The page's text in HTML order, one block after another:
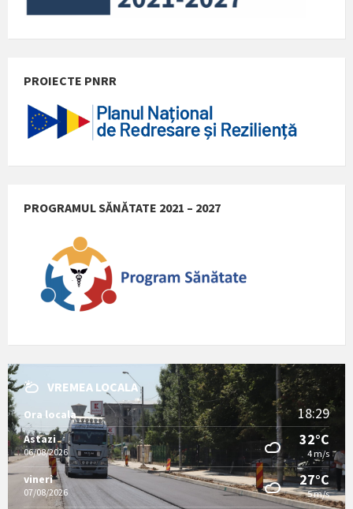
PROIECTE PNRR
PROGRAMUL SĂNĂTATE 2021 – 2027
VREMEA LOCALA
Ora locala 18:29
Astazi
06/08/2026
32°C
4 m/s
vineri
07/08/2026
27°C
5 m/s